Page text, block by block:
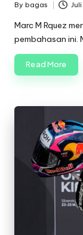
Posted
by
By bagas
Marc M Rquez
pembahasan ini.
Read More